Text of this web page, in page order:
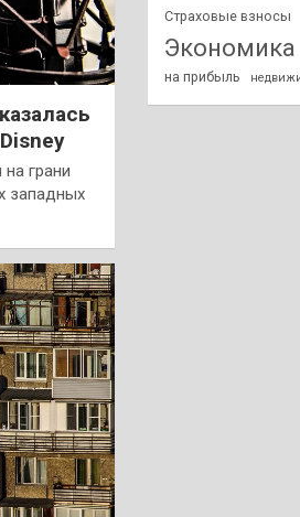
грани
западных
Страховые взносы
Экономика
на прибыль